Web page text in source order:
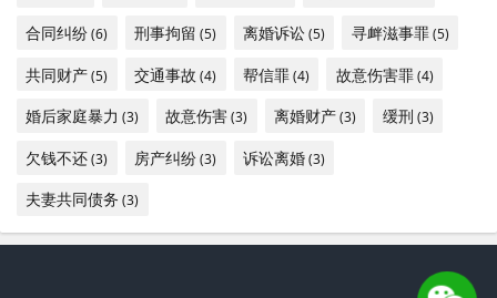
合同纠纷(6) 刑事拘留 (5) 离婚诉讼(5) 寻衅滋事罪(5)
共同财产(5) 交通事故 (4) 帮信罪(4) 故意伤害罪(4)
婚后家庭暴力 (3) 故意伤害(3) 离婚财产(3) 缓刑 (3)
欠钱不还(3) 房产纠纷(3) 诉讼离婚(3)
夫妻共同债务 (3)